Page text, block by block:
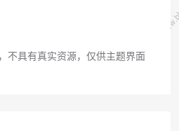
不具有真实资源，仅供主题界面